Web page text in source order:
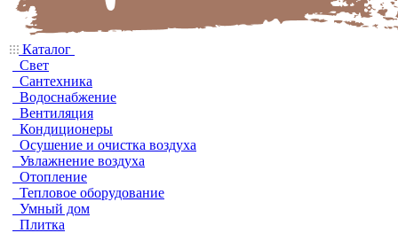
Каталог
Свет
Сантехника
Водоснабжение
Вентиляция
Кондиционеры
Осушение и очистка воздуха
Увлажнение воздуха
Отопление
Тепловое оборудование
Умный дом
Плитка